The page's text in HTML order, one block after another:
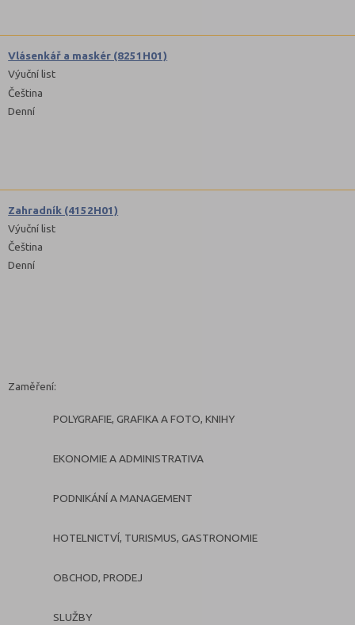
Vlásenkář a maskér (8251H01)
Výuční list
Čeština
Denní
Zahradník (4152H01)
Výuční list
Čeština
Denní
Zaměření:
POLYGRAFIE, GRAFIKA A FOTO, KNIHY
EKONOMIE A ADMINISTRATIVA
PODNIKÁNÍ A MANAGEMENT
HOTELNICTVÍ, TURISMUS, GASTRONOMIE
OBCHOD, PRODEJ
SLUŽBY